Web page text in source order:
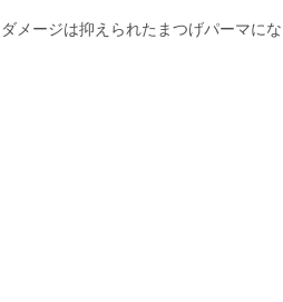
ダメージは抑えられたまつげパーマに